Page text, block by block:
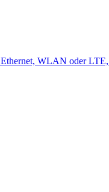
WLAN oder